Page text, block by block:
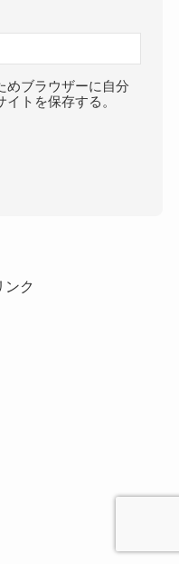
めブラウザーに自分
トを保存する。
ンク